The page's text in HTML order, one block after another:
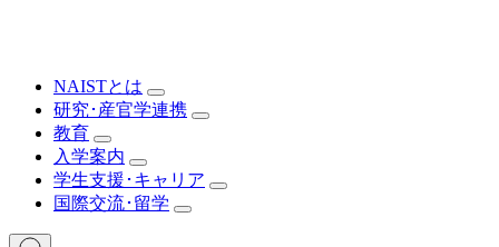
NAISTとは
研究･産官学連携
教育
入学案内
学生支援･キャリア
国際交流･留学